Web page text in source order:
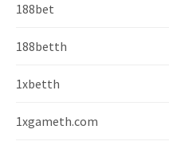
188bet
188betth
1xbetth
1xgameth.com